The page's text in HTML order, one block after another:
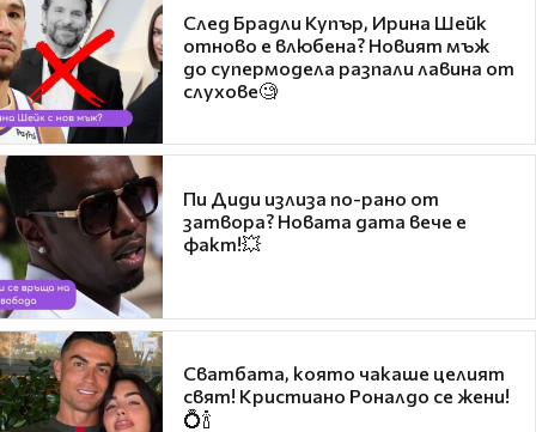
След Брадли Купър, Ирина Шейк
отново е влюбена? Новият мъж
до супермодела разпали лавина от
слухове🧐
Пи Диди излиза по-рано от
затвора? Новата дата вече е
факт!💥
Сватбата, която чакаше целият
свят! Кристиано Роналдо се жени!
💍🍾